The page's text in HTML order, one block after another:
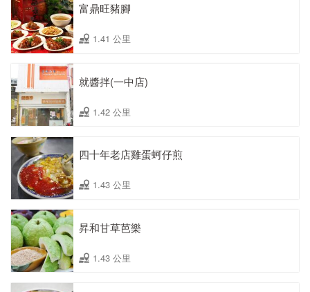
富鼎旺豬腳
1.41 公里
就醬拌(一中店)
1.42 公里
四十年老店雞蛋蚵仔煎
1.43 公里
昇和甘草芭樂
1.43 公里